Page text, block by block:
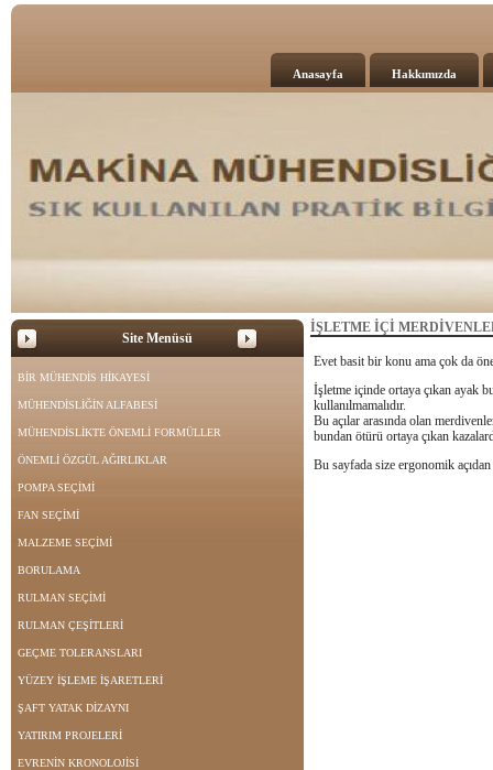
Anasayfa Hakkımızda
Site Menüsü
BİR MÜHENDİS HİKAYESİ
MÜHENDİSLİĞİN ALFABESİ
MÜHENDİSLİKTE ÖNEMLİ FORMÜLLER
ÖNEMLİ ÖZGÜL AĞIRLIKLAR
POMPA SEÇİMİ
FAN SEÇİMİ
MALZEME SEÇİMİ
BORULAMA
RULMAN SEÇİMİ
RULMAN ÇEŞİTLERİ
GEÇME TOLERANSLARI
YÜZEY İŞLEME İŞARETLERİ
ŞAFT YATAK DİZAYNI
YATIRIM PROJELERİ
EVRENİN KRONOLOJİSİ
İŞLETME İÇİ
Evet basit bir konu ama çok da
İşletme içinde ortaya çıkan ayak
kullanılmamalıdır.
Bu açılar arasında olan
bundan ötürü ortaya çıkan
Bu sayfada size ergonomik